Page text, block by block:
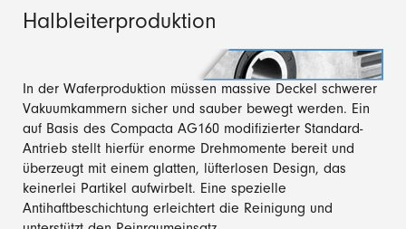
Halbleiterproduktion
In der Waferproduktion müssen massive Deckel schwerer
Vakuumkammern sicher und sauber bewegt werden. Ein
auf Basis des Compacta AG160 modifizierter Standard-
Antrieb stellt hierfür enorme Drehmomente bereit und
überzeugt mit einem glatten, lüfterlosen Design, das
keinerlei Partikel aufwirbelt. Eine spezielle
Antihaftbeschichtung erleichtert die Reinigung und